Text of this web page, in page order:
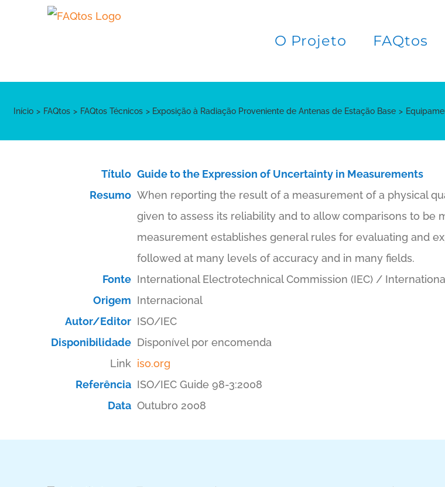
O Projeto FAQtos
Início FAQtos FAQtos Técnicos Exposição à Radiação Proveniente de Antenas de Estação Base
Título Guide to the Expression of Uncertainty in Measurements
Resumo When reporting the result of a measurement of a physical
given to assess its reliability and to allow comparisons to be
measurement establishes general rules for evaluating and
followed at many levels of accuracy and in many fields.
Fonte International Electrotechnical Commission (IEC) /
Origem Internacional
Autor/Editor ISO/IEC
Disponibilidade Disponível por encomenda
Link iso.org
Referência ISO/IEC Guide 98-3:2008
Data Outubro 2008